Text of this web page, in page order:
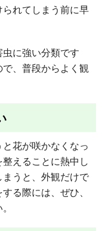
れてしまう前に早
に強い分類です
、普段からよく観
花が咲かなくなっ
えることに熱中し
うと、外観だけで
る際には、ぜひ、